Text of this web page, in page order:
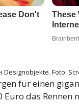
Designobjekte. Foto:
für einen
das Rennen